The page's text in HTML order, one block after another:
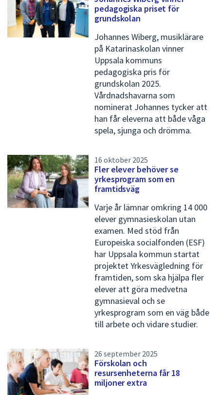
p
r
e
l
a
n
pedagogiska priset för
grundskolan
Johannes Wiberg, musiklärare
på Katarinaskolan vinner
Uppsala kommuns
pedagogiska pris för
grundskolan 2025.
Vårdnadshavarna som
nominerat Johannes tycker att
han får eleverna att både våga
spela, sjunga och drömma.
16 oktober 2025
Fler elever behöver se
yrkesprogram som en
framtidsväg
Varje år lämnar omkring 14 000
elever gymnasieskolan utan
examen. Med stöd från
Europeiska socialfonden (ESF)
har Uppsala kommun startat
projektet Yrkesvägledning för
framtiden, som ska hjälpa fler
elever att göra medvetna
gymnasieval och se
yrkesprogram som en väg både
till arbete och vidare studier.
26 september 2025
Förskolan och
resursenheterna får 18
miljoner extra